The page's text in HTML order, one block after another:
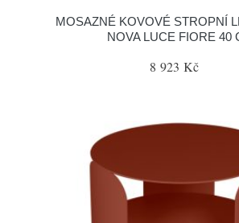
MOSAZNÉ KOVOVÉ STROPNÍ
NOVA LUCE FIORE 40
8 923 Kč